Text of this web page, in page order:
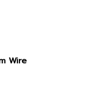
Wire